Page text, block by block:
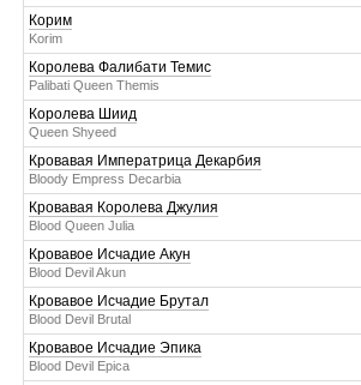
Корим
Korim
Королева Фалибати Темис
Palibati Queen Themis
Королева Шиид
Queen Shyeed
Кровавая Императрица Декарбия
Bloody Empress Decarbia
Кровавая Королева Джулия
Blood Queen Julia
Кровавое Исчадие Акун
Blood Devil Akun
Кровавое Исчадие Брутал
Blood Devil Brutal
Кровавое Исчадие Эпика
Blood Devil Epica